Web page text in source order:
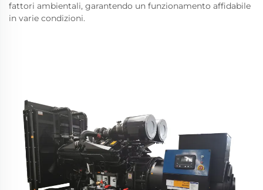
fattori ambientali, garantendo un funzionamento affidabile
in varie condizioni.